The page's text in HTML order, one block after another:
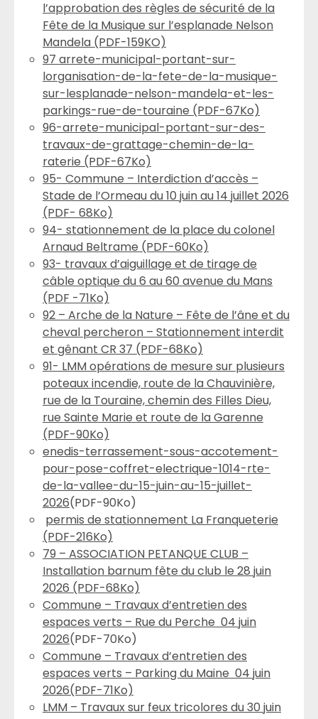
l’approbation des règles de sécurité de la
Fête de la Musique sur l’esplanade Nelson
Mandela (PDF-159KO)
97 arrete-municipal-portant-sur-
lorganisation-de-la-fete-de-la-musique-
sur-lesplanade-nelson-mandela-et-les-
parkings-rue-de-touraine (PDF-67Ko)
96-arrete-municipal-portant-sur-des-
travaux-de-grattage-chemin-de-la-
raterie (PDF-67Ko)
95- Commune – Interdiction d’accès –
Stade de l’Ormeau du 10 juin au 14 juillet 2026
(PDF- 68Ko)
94- stationnement de la place du colonel
Arnaud Beltrame (PDF-60Ko)
93- travaux d’aiguillage et de tirage de
câble optique du 6 au 60 avenue du Mans
(PDF -71Ko)
92 – Arche de la Nature – Fête de l’âne et du
cheval percheron – Stationnement interdit
et gênant CR 37 (PDF-68Ko)
91- LMM opérations de mesure sur plusieurs
poteaux incendie, route de la Chauvinière,
rue de la Touraine, chemin des Filles Dieu,
rue Sainte Marie et route de la Garenne
(PDF-90Ko)
enedis-terrassement-sous-accotement-
pour-pose-coffret-electrique-1014-rte-
de-la-vallee-du-15-juin-au-15-juillet-
2026(PDF-90Ko)
permis de stationnement La Franqueterie
(PDF-216Ko)
79 – ASSOCIATION PETANQUE CLUB –
Installation barnum fête du club le 28 juin
2026 (PDF-68Ko)
Commune – Travaux d’entretien des
espaces verts – Rue du Perche 04 juin
2026(PDF-70Ko)
Commune – Travaux d’entretien des
espaces verts – Parking du Maine 04 juin
2026(PDF-71Ko)
LMM – Travaux sur feux tricolores du 30 juin